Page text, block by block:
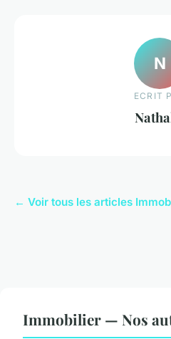
N
ECRIT
← Voir tous les articles
Immobilier — Nos